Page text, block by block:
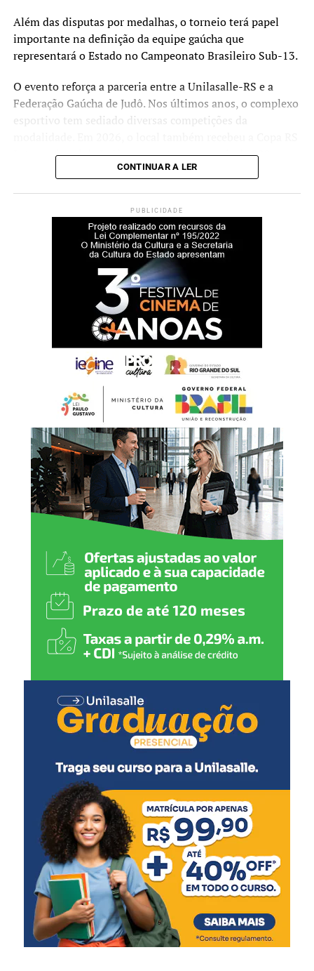
Além das disputas por medalhas, o torneio terá papel
importante na definição da equipe gaúcha que
representará o Estado no Campeonato Brasileiro Sub-13.
O evento reforça a parceria entre a Unilasalle-RS e a
Federação Gaúcha de Judô. Nos últimos anos, o complexo
esportivo tem sediado diversas competições da
Internacional de Judô, que contou com mais de 900
participantes de diferentes estados brasileiros e países da
Para a coordenadora do Poliesportivo La Salle, Amanda
Nascimento, a realização da Supercopa Canoas fortalece
a relação da universidade com o esporte e a comunidade.
“Receber eventos
esportivos de grande porte
faz parte da missão da
Unilasalle-RS de promover
espaços de
desenvolvimento humano,
educacional e social. A
presença da Supercopa
Canoas em nosso campus
fortalece a relação da
Universidade com o esporte
gaúcho e aproxima a
comunidade de
experiências que valorizam
disciplina, inclusão e
qualidade de vida”, destaca.
As disputas começam pela manhã com a categoria
veteranos. Na sequência, entram em ação os atletas das
categorias cadete, sub-13, júnior, sub-15, sub-11 e
O presidente da Federação Gaúcha de Judô, Luiz Bayard,
acredita em uma competição de alto nível técnico e
destaca o bom momento vivido pelos judocas gaúchos.
“Ao longo do último mês,
vimos atletas gaúchos
conquistarem medalhas na
Europa, no Peru e, na
última semana, no Troféu
Brasil. Tenho certeza que,
CONTINUAR A LER
PUBLICIDADE